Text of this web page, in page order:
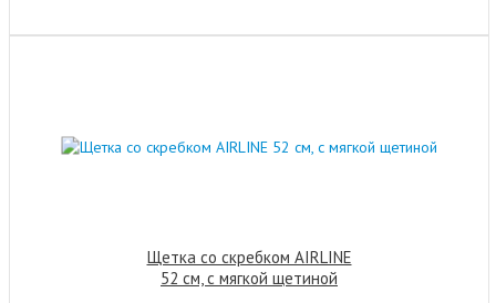
Щетка со скребком AIRLINE
52 см, с мягкой щетиной